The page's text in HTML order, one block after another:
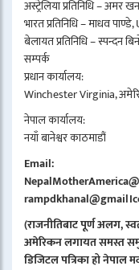
अस्ट्रेलिया प्रतिनिधि – अमर
भारत प्रतिनिधि – माधव पाण्डे,
बेलायत प्रतिनिधि – स्पन्दन
सम्पर्क
प्रधान कार्यालय:
Winchester Virginia,
नेपाल कार्यालय:
नयाँ बानेश्वर काठमाडौं
Email:
(राजनीतिबाट पूर्ण अलग,
अमेरिकन लगायत समस्त
डिजिटल पत्रिका हो नेपाल